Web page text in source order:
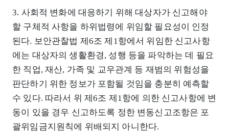
3. 사회적 변화에 대응하기 위해 대상자가 신고해야
할 구체적 사항을 하위법령에 위임할 필요성이 인정
된다. 보안관찰법 제6조 제1항에서 위임한 신고사항
에는 대상자의 생활환경, 성행 등을 파악하는 데 필요
한 직업, 재산, 가족 및 교우관계 등 재범의 위험성을
판단하기 위한 정보가 포함될 것임을 충분히 예측할
수 있다. 따라서 위 제6조 제1항에 의한 신고사항에 변
동이 있을 경우 신고하도록 정한 변동신고조항은 포
괄위임금지원칙에 위배되지 아니한다.